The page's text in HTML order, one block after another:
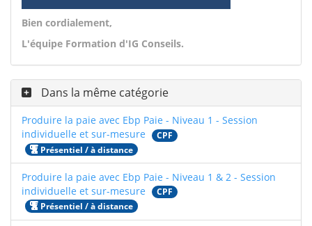
Bien cordialement,
L'équipe Formation d'IG Conseils.
Dans la même catégorie
Produire la paie avec Ebp Paie - Niveau 1 - Session
individuelle et sur-mesure
CPF
Présentiel / à distance
Produire la paie avec Ebp Paie - Niveau 1 & 2 - Session
individuelle et sur-mesure
CPF
Présentiel / à distance